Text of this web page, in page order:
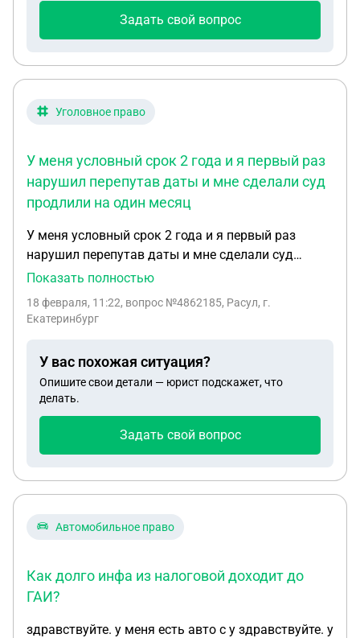
Задать свой вопрос
Уголовное право
У меня условный срок 2 года и я первый раз
нарушил перепутав даты и мне сделали суд
продлили на один месяц
У меня условный срок 2 года и я первый раз
нарушил перепутав даты и мне сделали суд
продлили на один месяц ,потом у меня
хулиганство ну там я еще плюс 12часов ночи не
Показать полностью
18 февраля, 11:22, вопрос №4862185, Расул, г.
Екатеринбург
У вас похожая ситуация?
Опишите свои детали — юрист подскажет, что
делать.
Задать свой вопрос
Автомобильное право
Как долго инфа из налоговой доходит до
ГАИ?
здравствуйте. у меня есть авто с у здравствуйте. у